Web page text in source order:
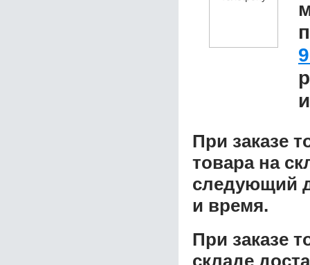
При заказе
товара на
следующий
и время.
При заказе